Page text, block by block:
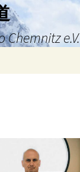
Chemnitz e.V.